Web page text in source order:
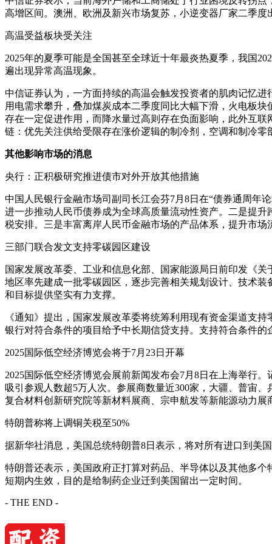
高增区间。澳洲、欧洲及新兴市场复苏，小逆变器厂家二季
高温受益板块受关注
2025年的夏季可能是全国甚至全球近十年最炎热夏季，我国
遍出现异常高温现象。
中信证券认为，一方面持续的高温会触发投资者的肌肉记忆
用电需求攀升，叠加煤炭成本二季度同比大幅下滑，火电板
存在一定促进作用，而降水量过高则存在负面影响，此外互
链：优先关注供给受限存在涨价逻辑的制冷剂，空调和制冷零
其他影响市场的消息
央行：正积极研究推进债市对外开放其他措施
中国人民银行金融市场司副司长江会芬7月8日在“债券通周年
进一步推动人民币债券成为全球高质量流动性资产。二是提
税安排。三是丰富离岸人民币金融市场的产品体系，提升市
三部门联合发文支持零碳园区建设
国家发展改革委、工业和信息化部、国家能源局日前印发《
地区率先建成一批零碳园区，逐步完善相关规划设计、技术
和目标提供坚实有力支撑。
《通知》提出，国家发展改革委将统筹利用现有资金渠道支
银行对符合条件的项目给予中长期信贷支持。支持符合条件
2025国际低空经济博览会将于7月23日开幕
2025国际低空经济博览会展前新闻发布会7月8日在上海举行
吸引参观人数超5万人次。参展商数量近300家，大疆、普宙
复合材料创新研究院等新材料展商、宗申航发等新能源动力
特朗普称将上调铜关税至50%
据新华社消息，美国总统特朗普8日表示，将对所有进口到美
特朗普还表示，美国政府正打算对药品、半导体以及其他多
短期内生效，目的是给制药企业迁到美国留出一定时间。
- THE END -